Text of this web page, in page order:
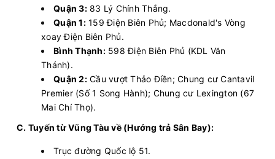
Giá vé:400.000 Còn trống:1
13:11 10/08/2026 10/0815:31(2 giờ 20 phút)
Chợ Long Hải Văn phòng Quận 1
Vie Limousine Limousine 9 chỗ
Giá vé:340.000 Còn trống:1 Chọn mua
Quận 3:83 Lý Chính Thắng.
Quận 1:159 Điện Biên Phủ; Macdonald's Vòng
xoay Điện Biên Phủ.
Bình Thạnh:598 Điện Biên Phủ (KDL Văn
Thánh).
Quận 2:Cầu vượt Thảo Điền; Chung cư Cantavil
Premier (Số 1 Song Hành); Chung cư Lexington (67
Mai Chí Thọ).
C. Tuyến từ Vũng Tàu về (Hướng trả Sân Bay):
Trục đường Quốc lộ 51.